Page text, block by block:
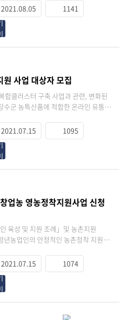
업인 경쟁력 제고사업 나. 사업비 :
방비 45%, 자부담 10%) 다. 신청자격
업인(1982.1.2.~2004.12.31)으로 2년
또는 면제자 [농업경영정보를 등록
자)한 후, 본인이 직접 영농에 종사하는
접수처 가. 공모접수 : 2021. 8. 5.(목)
수군농업기술센터 전문교육팀 다. 신
] 라. 사업유형 : 신기술, ICT활용, 벤
통한 선발 4. 기타 자세한 절
전문교육팀(350-2831)으로 문의 바랍니
2021.08.05 1141
사업 대상자 모집
합클러스터 구축 사업과 관련, 변화된
수군 농특산품에 적합한 온라인 유통
하오니, 관심있는 사업자께서는 아래
주시기 바랍니다. 1. 사 업 명 :
14
렛 등) *홍보물 제작은 총 사업금액의
별통보) 후 장수식품클러스터사업단
식품클러스
술센터 농촌지원과 생활자원팀(350-
2021.07.15 1095
업농 영농정착지원사업 신청
육성 및 지원 조례」및 농촌지원
년농업인의 안정적인 농촌정착 지원으
을 신청을 붙임과 공고하오니 읍 면에
청할 수 있도록 홍보하여 주시기 바
세 이상 만 50세 미만 독립영농경력 3
: 영농정착지원금(80만원/월) 지급
농촌지원과 전문교육팀(문의 : 350-
2021.07.15 1074